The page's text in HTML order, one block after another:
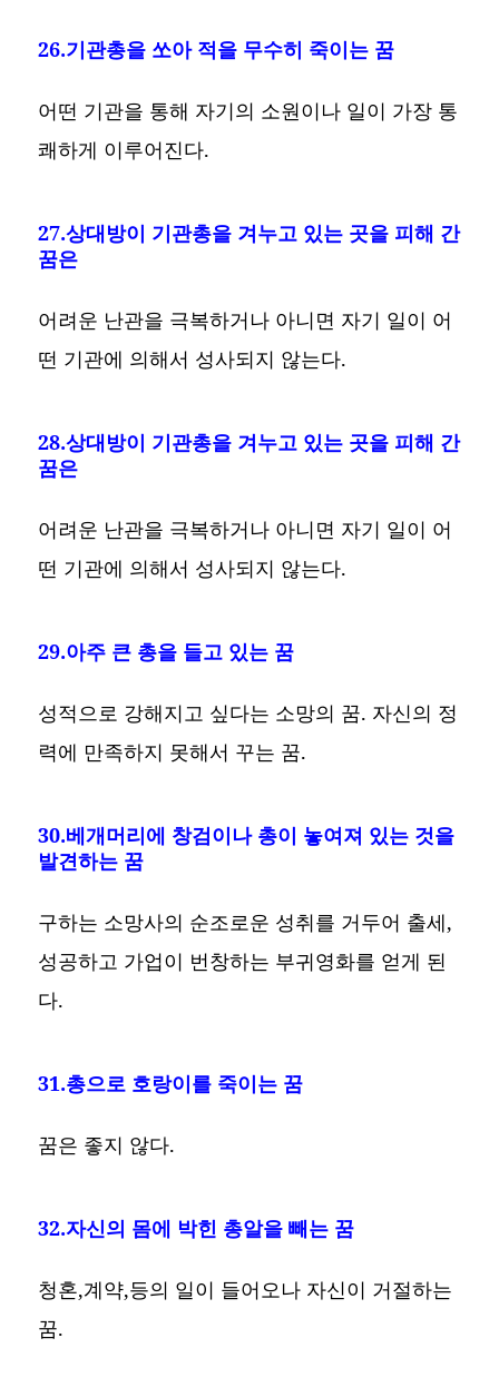
26.기관총을 쏘아 적을 무수히 죽이는 꿈
어떤 기관을 통해 자기의 소원이나 일이 가장 통
쾌하게 이루어진다.
27.상대방이 기관총을 겨누고 있는 곳을 피해 간
꿈은
어려운 난관을 극복하거나 아니면 자기 일이 어
떤 기관에 의해서 성사되지 않는다.
28.상대방이 기관총을 겨누고 있는 곳을 피해 간
꿈은
어려운 난관을 극복하거나 아니면 자기 일이 어
떤 기관에 의해서 성사되지 않는다.
29.아주 큰 총을 들고 있는 꿈
성적으로 강해지고 싶다는 소망의 꿈. 자신의 정
력에 만족하지 못해서 꾸는 꿈.
30.베개머리에 창검이나 총이 놓여져 있는 것을
발견하는 꿈
구하는 소망사의 순조로운 성취를 거두어 출세,
성공하고 가업이 번창하는 부귀영화를 얻게 된
다.
31.총으로 호랑이를 죽이는 꿈
꿈은 좋지 않다.
32.자신의 몸에 박힌 총알을 빼는 꿈
청혼,계약,등의 일이 들어오나 자신이 거절하는
꿈.